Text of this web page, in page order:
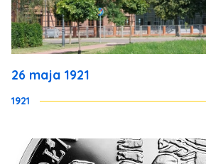
26 maja 1921
1921